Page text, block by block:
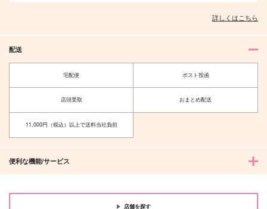
詳しくはこちら
配送
宅配便 ポスト投函
店頭受取 おまとめ配送
11,000円（税込）以上で送料当社負担
便利な機能/サービス
店舗を探す